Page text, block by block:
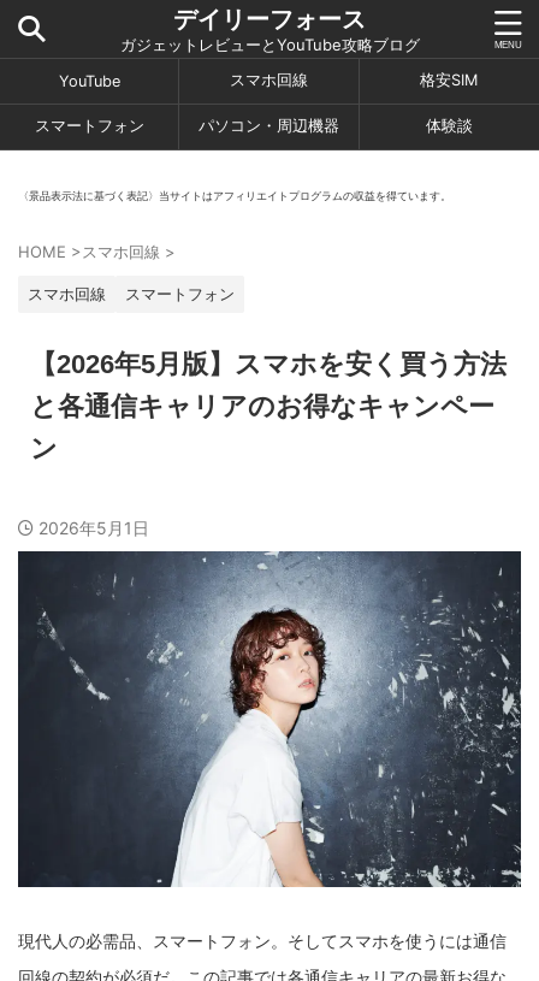
デイリーフォース
ガジェットレビューとYouTube攻略ブログ
YouTube スマホ回線 格安SIM
スマートフォン パソコン・周辺機器 体験談
〈景品表示法に基づく表記〉当サイトはアフィリエイトプログラムの収益を得ています。
HOME >スマホ回線 >
スマホ回線 スマートフォン
【2026年5月版】スマホを安く買う方法
と各通信キャリアのお得なキャンペー
ン
2026年5月1日
現代人の必需品、スマートフォン。そしてスマホを使うには通信
回線の契約が必須だ。この記事では各通信キャリアの最新お得な